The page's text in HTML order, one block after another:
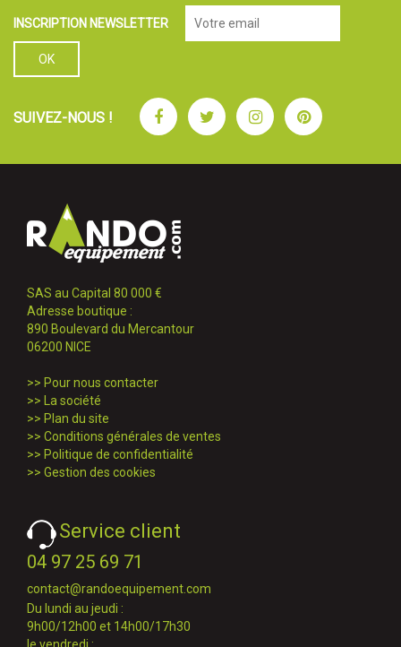
INSCRIPTION NEWSLETTER
SUIVEZ-NOUS ! FacebookTwitterInstagramPinterest
SAS au Capital 80 000 €
Adresse boutique :
890 Boulevard du Mercantour
06200 NICE
>> Pour nous contacter
>>
La société
>> Plan du site
>> Conditions générales de ventes
>> Politique de confidentialité
>> Gestion des cookies
Service client
04 97 25 69 71
contact@randoequipement.com
Du lundi au jeudi :
9h00/12h00 et 14h00/17h30
le vendredi :